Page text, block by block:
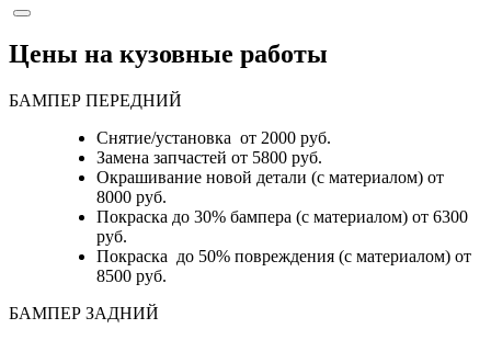
Цены на кузовные работы
БАМПЕР ПЕРЕДНИЙ
Снятие/установка от 2000 руб.
Замена запчастей от 5800 руб.
Окрашивание новой детали (с материалом) от
8000 руб.
Покраска до 30% бампера (с материалом) от 6300
руб.
Покраска до 50% повреждения (с материалом) от
8500 руб.
БАМПЕР ЗАДНИЙ